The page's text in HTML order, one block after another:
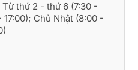
Từ thứ 2 - thứ 6 (7:30 -
17:00); Chủ Nhật (8:00 -